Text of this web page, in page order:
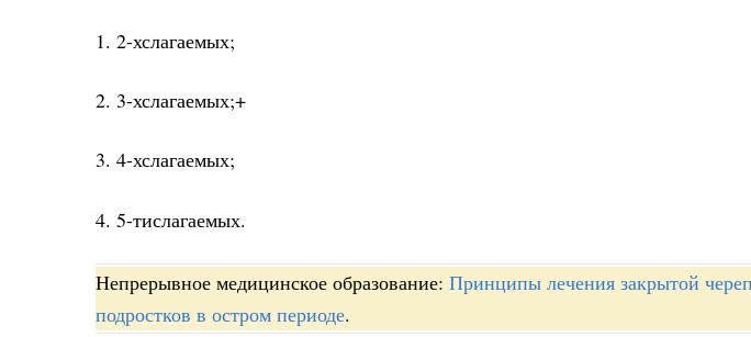
1. 2-хслагаемых;
2. 3-хслагаемых;+
3. 4-хслагаемых;
4. 5-тислагаемых.
Непрерывное медицинское образование: Принципы лечения закрытой
подростков в остром периоде.